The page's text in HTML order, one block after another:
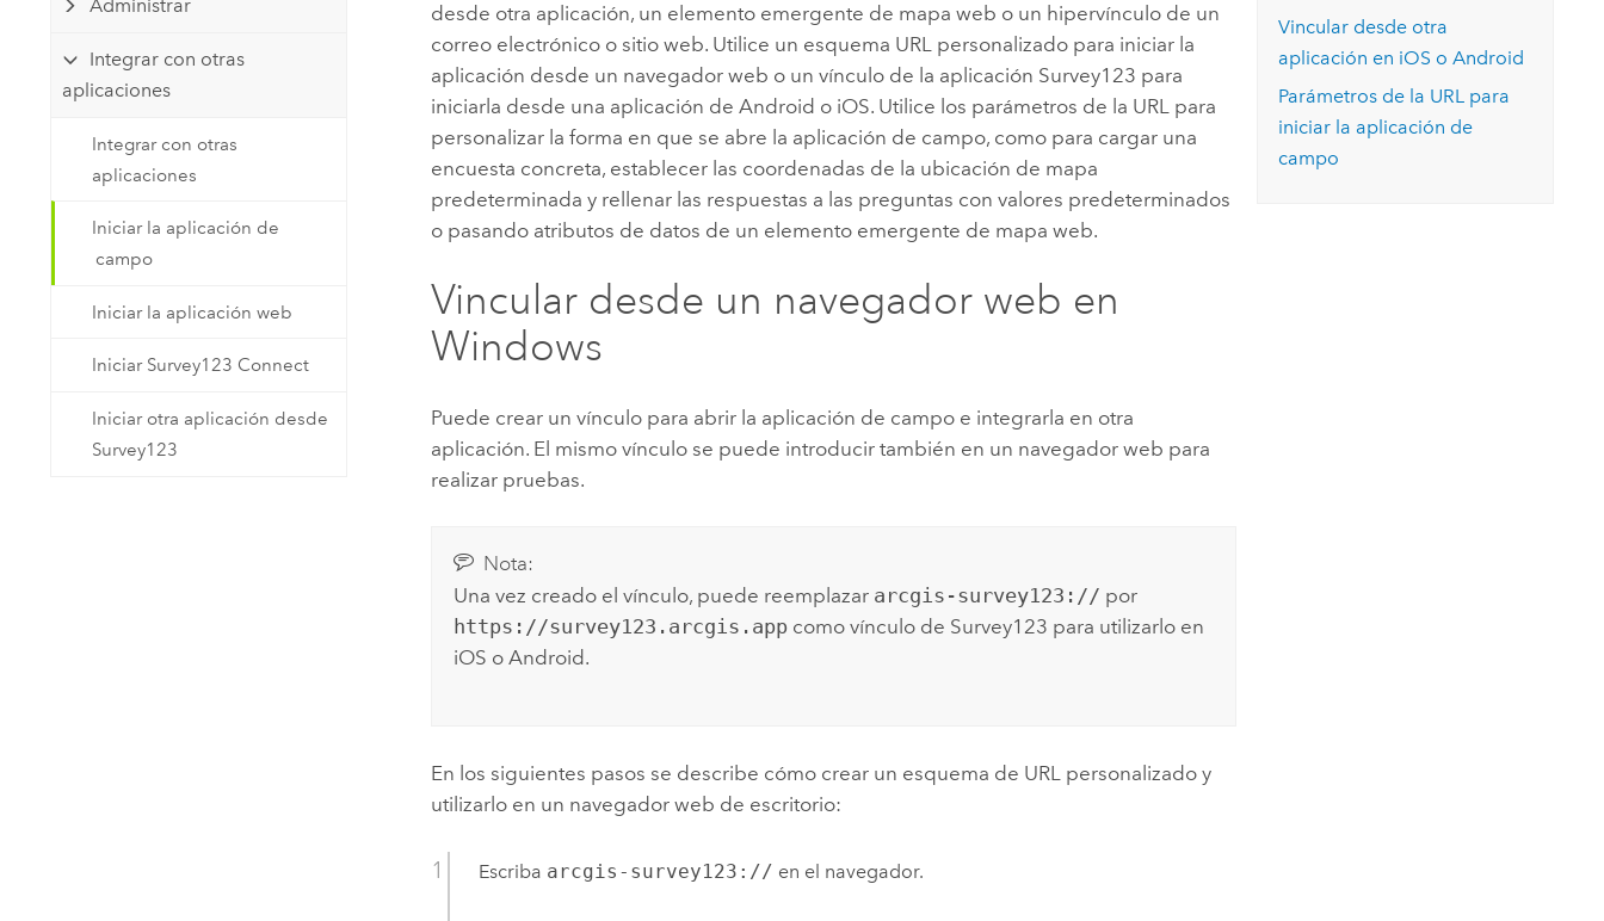
Crear aplicaciones de
representación cartográfica y
Todos los productos
Explorar ArcGIS Pro
Recursos Naturales
Todos los sectores
Explorar la gestión de infraestructuras
Todas las historias
Leer la historia
Administrar
Integrar con otras
aplicaciones
Integrar con otras
aplicaciones
Iniciar la aplicación de
campo
Iniciar la aplicación web
Iniciar Survey123 Connect
Iniciar otra aplicación desde
Survey123
desde otra aplicación, un elemento emergente de mapa web o un hipervínculo de un
correo electrónico o sitio web. Utilice un esquema URL personalizado para iniciar la
aplicación desde un navegador web o un vínculo de la aplicación Survey123 para
iniciarla desde una aplicación deAndroid o iOS. Utilice los parámetros de la URL para
personalizar la forma en que se abre la aplicación de campo, como para cargar una
encuesta concreta, establecer las coordenadas de la ubicación de mapa
predeterminada y rellenar las respuestas a las preguntas con valores predeterminados
o pasando atributos de datos de un elemento emergente de mapa web.
Vincular desde un navegador web en
Windows
Puede crear un vínculo para abrir la aplicación de campo e integrarla en otra
aplicación. El mismo vínculo se puede introducir también en un navegador web para
realizar pruebas.
Nota:
Una vez creado el vínculo, puede reemplazar arcgis-survey123:// por
https://survey123.arcgis.appcomo vínculo de Survey123 para utilizarlo en
iOS o Android.
En los siguientes pasos se describe cómo crear un esquema de URL personalizado y
utilizarlo en un navegador web de escritorio:
Escriba arcgis-survey123:// en el navegador.
Vincular desde otra
aplicación en iOS oAndroid
Parámetros de la URL para
iniciar la aplicación de
campo